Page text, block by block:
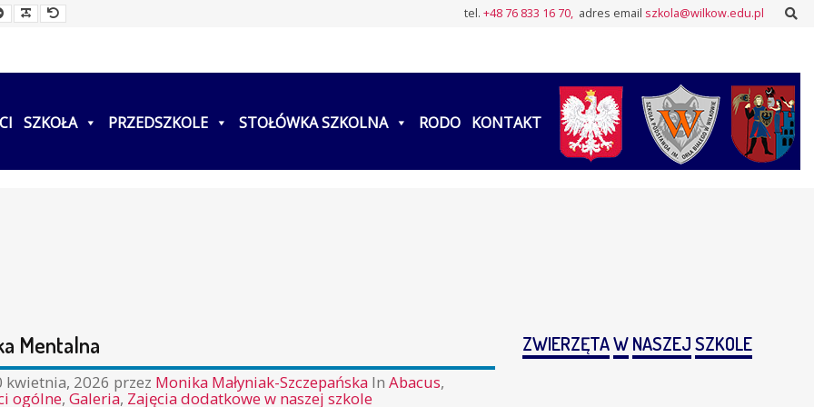
Larger
Font
Readable
Font
Default
Font tel. +48 76 833 16 70, adres email szkola@wilkow.edu.pl
SZKOŁA PRZEDSZKOLE STOŁÓWKA SZKOLNA RODO KONTAKT
Mentalna
kwietnia, 2026 przez Monika Małyniak-Szczepańska In Abacus,
ogólne, Galeria, Zajęcia dodatkowe w naszej szkole
ZWIERZĘTAWNASZEJSZKOLE